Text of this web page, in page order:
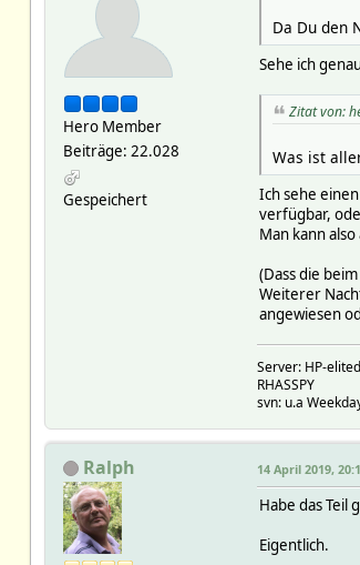
Hero Member
Beiträge: 22.028
Gespeichert
Da Du den
Sehe ich
Zitat von:
Was ist
Ich sehe
verfügbar,
Man kann
(Dass die
Weiterer
angewiesen
Server: HP-
RHASSPY
svn: u.a
Ralph 14 April 2019,
Habe das
Eigentlich.